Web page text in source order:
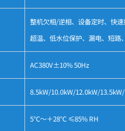
整机欠相/逆相、设备定时、快
超温、低水位保护、漏电、短路
AC380V±10% 50Hz
8.5kW/10.0kW/12.0kW/
5℃～＋28℃ ≤85% RH